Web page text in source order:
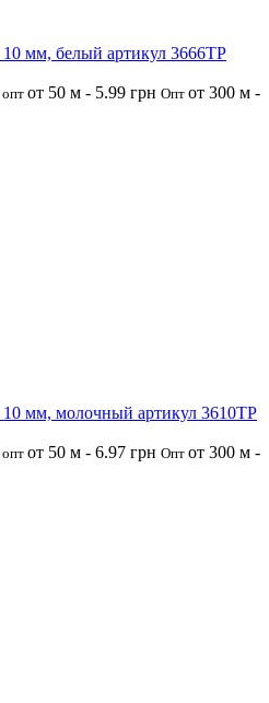
10 мм, белый артикул 3666ТР
от 50 м - 5.99 грн Опт от 300 м -
10 мм, молочный артикул 3610ТР
от 50 м - 6.97 грн Опт от 300 м -